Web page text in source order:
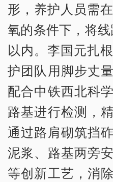
形，养护人员需
氧的条件下，将
以内。李国元扎
护团队用脚步丈
配合中铁西北科
路基进行检测，
通过路肩砌筑挡
泥浆、路基两旁
等创新工艺，消